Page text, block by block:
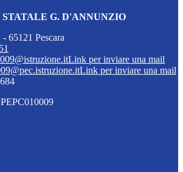
G. D'ANNUNZIO
65121 Pescara
Link per inviare una mail
Link per inviare una mail